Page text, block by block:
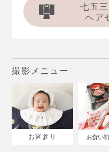
七五
ヘア
撮影メニュー
お宮参り お食い